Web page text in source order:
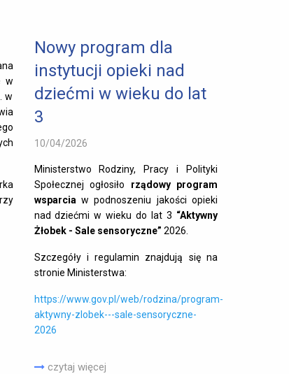
w
w
Nowy program dla
instytucji opieki nad
dziećmi w wieku do lat
3
10/04/2026
Ministerstwo Rodziny, Pracy i Polityki
Społecznej ogłosiło rządowy program
wsparcia w podnoszeniu jakości opieki
nad dziećmi w wieku do lat 3 “Aktywny
Żłobek - Sale sensoryczne” 2026.
Szczegóły i regulamin znajdują się na
stronie Ministerstwa:
https://www.gov.pl/web/rodzina/program-
aktywny-zlobek---sale-sensoryczne-
2026
czytaj więcej